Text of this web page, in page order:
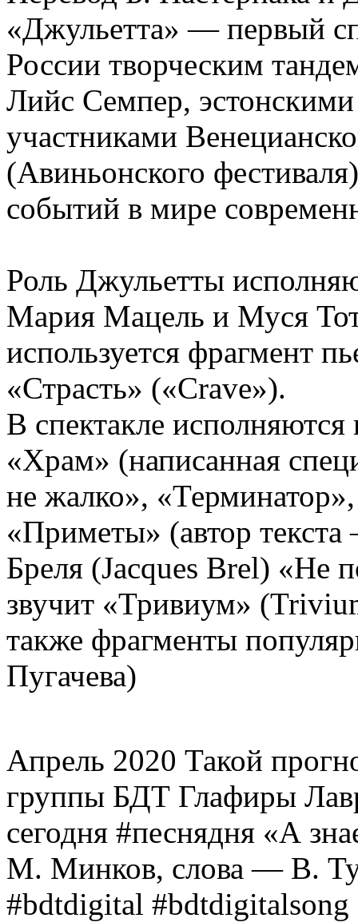
«Джульетта» — первый
России творческим
Лийс Семпер,
участниками
(Авиньонского
событий в мире
Роль Джульетты
Мария Мацель и Муся
используется фрагмент
«Страсть» («Crave»).
В спектакле
«Храм» (написанная
не жалко»,
«Приметы» (автор
Бреля (Jacques Brel) «Не
звучит «Тривиум»
также фрагменты
Пугачева)
Апрель 2020 Такой
группы БДТ Глафиры
сегодня #песнядня «А
М. Минков, слова — В.
#bdtdigital #bdtdigitalsong